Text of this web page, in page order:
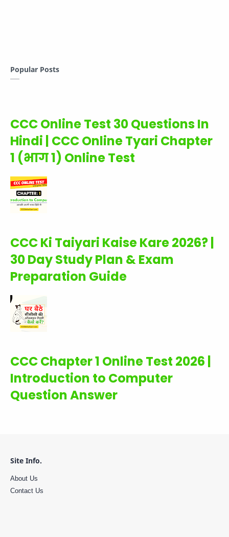
Popular Posts
CCC Online Test 30 Questions In
Hindi | CCC Online Tyari Chapter
1 (भाग 1) Online Test
CCC Ki Taiyari Kaise Kare 2026? |
30 Day Study Plan & Exam
Preparation Guide
CCC Chapter 1 Online Test 2026 |
Introduction to Computer
Question Answer
Site Info.
About Us
Contact Us